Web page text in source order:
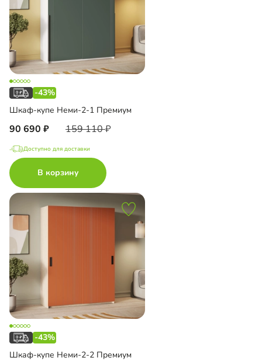
-43%
Шкаф-купе Неми-2-1 Премиум
90 690 159 110
Доступно для доставки
В корзину
-43%
Шкаф-купе Неми-2-2 Премиум